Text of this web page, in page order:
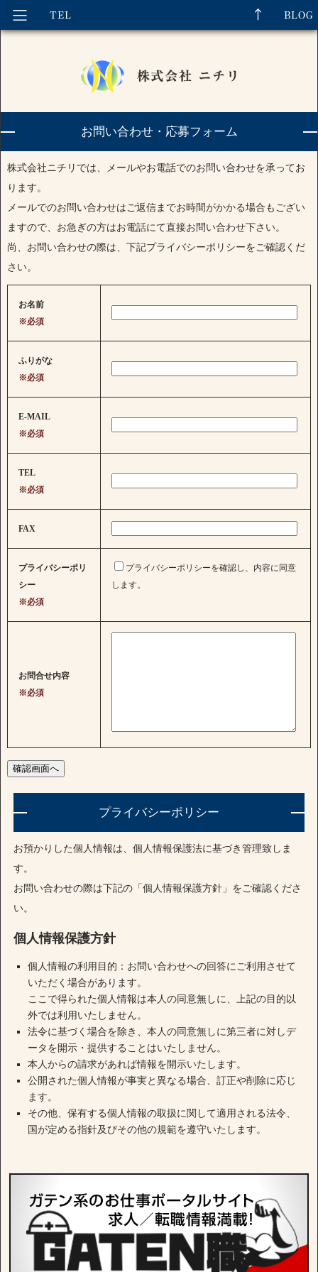
お問い合わせ・応募フォーム
株式会社ニチリでは、メールやお電話でのお問い合わせを承ってお
ります。
メールでのお問い合わせはご返信までお時間がかかる場合もござい
ますので、お急ぎの方はお電話にて直接お問い合わせ下さい。
尚、お問い合わせの際は、下記プライバシーポリシーをご確認くだ
さい。
お名前
※必須
ふりがな
※必須
E-MAIL
※必須
TEL
※必須
FAX
プライバシーポリ
シー
※必須
プライバシーポリシーを確認し、内容に同意
します。
お問合せ内容
※必須
プライバシーポリシー
お預かりした個人情報は、個人情報保護法に基づき管理致しま
す。
お問い合わせの際は下記の「個人情報保護方針」をご確認くださ
い。
個人情報保護方針
個人情報の利用目的：お問い合わせへの回答にご利用させて
いただく場合があります。
ここで得られた個人情報は本人の同意無しに、上記の目的以
外では利用いたしません。
法令に基づく場合を除き、本人の同意無しに第三者に対しデ
ータを開示・提供することはいたしません。
本人からの請求があれば情報を開示いたします。
公開された個人情報が事実と異なる場合、訂正や削除に応じ
ます。
その他、保有する個人情報の取扱に関して適用される法令、
国が定める指針及びその他の規範を遵守いたします。